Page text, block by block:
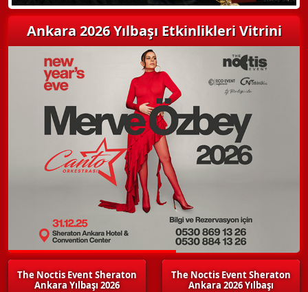
Ankara 2026 Yılbaşı Etkinlikleri Vitrini
The Noctis Event Sheraton
Ankara Yılbaşı 2026
The Noctis Event Sheraton
Ankara 2026 Yılbaşı